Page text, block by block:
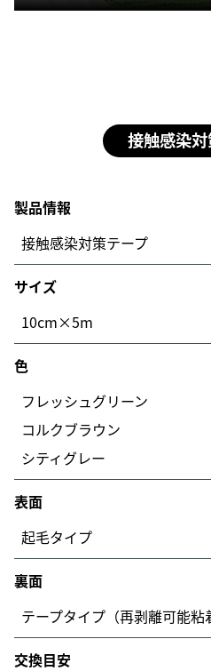
接触感染
製品情報
接触感染対策テープ
サイズ
10cm×5m
色
フレッシュグリーン
コルクブラウン
シティグレー
表面
起毛タイプ
裏面
テープタイプ（再剥離可能粘
交換目安